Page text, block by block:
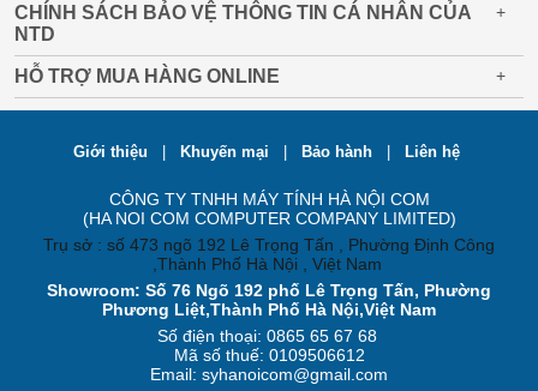
CHÍNH SÁCH BẢO VỆ THÔNG TIN CÁ NHÂN CỦA
NTD
+
HỖ TRỢ MUA HÀNG ONLINE +
Giới thiệu Khuyến mại Bảo hành Liên hệ
CÔNG TY TNHH MÁY TÍNH HÀ NỘI COM
(HA NOI COM COMPUTER COMPANY LIMITED)
Trụ sở : số 473 ngõ 192 Lê Trọng Tấn , Phường Định Công
,Thành Phố Hà Nội , Việt Nam
Showroom: Số 76 Ngõ 192 phố Lê Trọng Tấn, Phường
Phương Liệt,Thành Phố Hà Nội,Việt Nam
Số điện thoại: 0865 65 67 68
Mã số thuế: 0109506612
Email: syhanoicom@gmail.com